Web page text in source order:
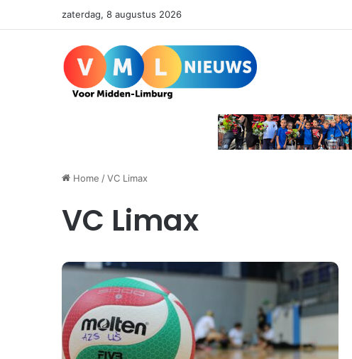
zaterdag, 8 augustus 2026
Home /VC Limax
VC Limax